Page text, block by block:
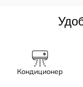
Кондиционер